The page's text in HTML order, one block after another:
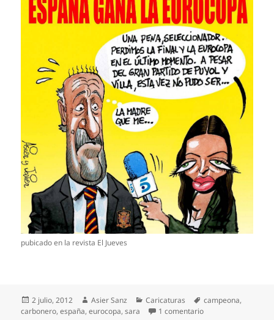
pubicado en la revista El Jueves
Publicado
el
2 julio, 2012 Autor
Asier Sanz Categorías
Caricaturas Etiquetas
campeona,
carbonero,españa,eurocopa,sara 1 comentarioen La Roja,